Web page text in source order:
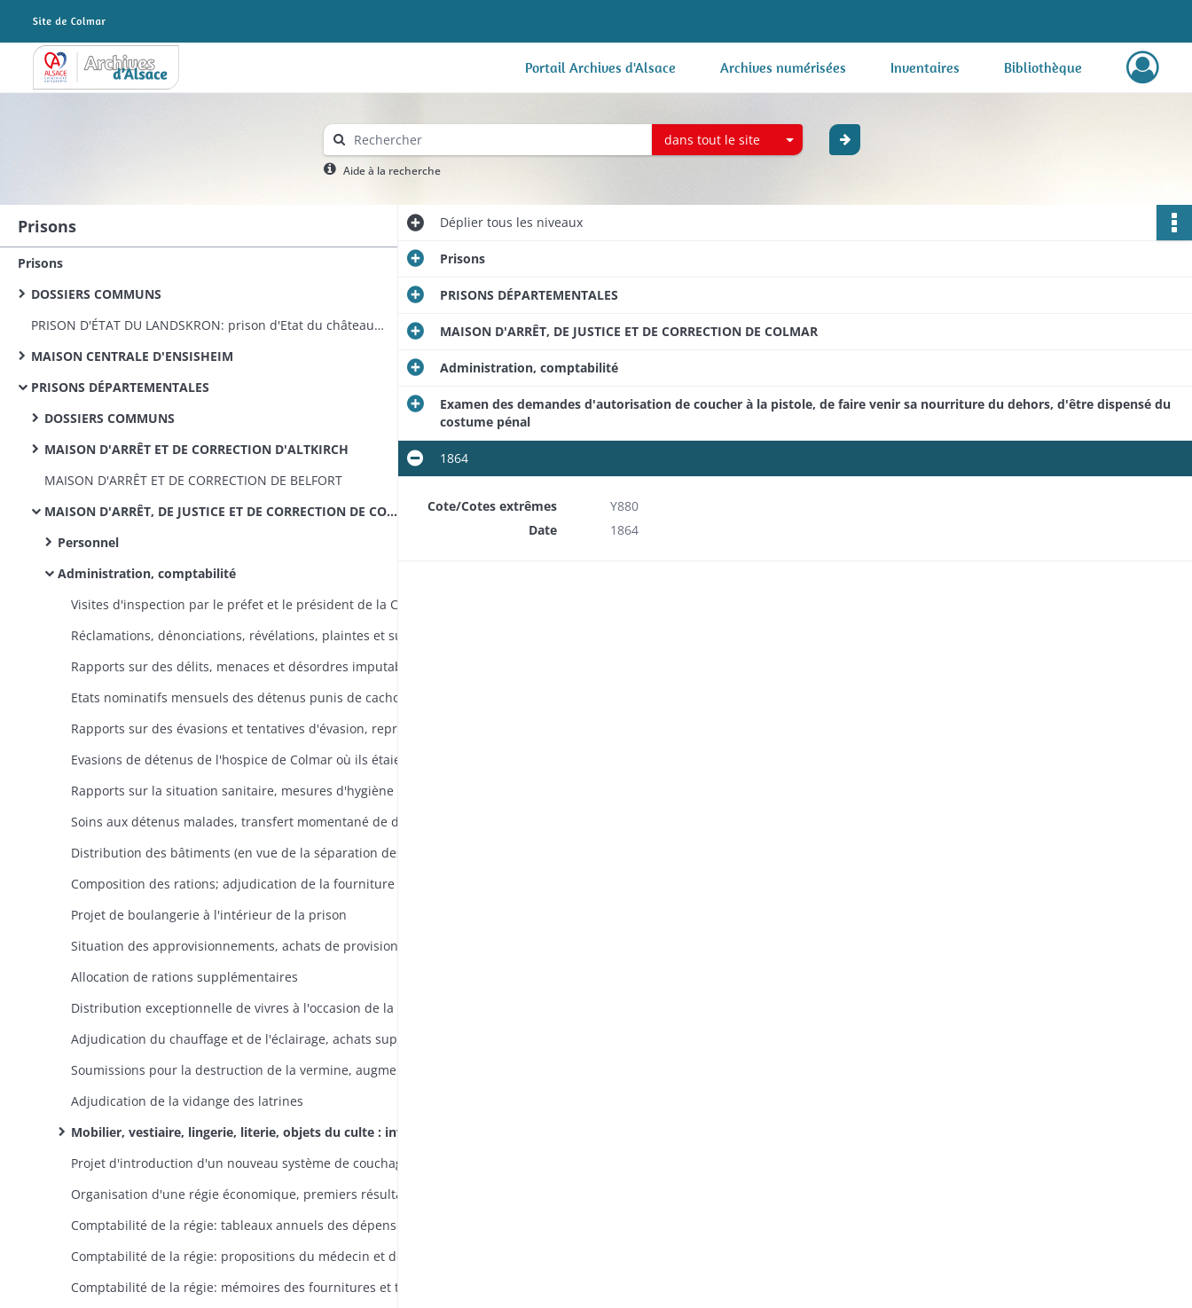
Archives Alsace - Colmar Portail Archives d'Alsace Archives numérisées Inventaires Bibliothèque
dans tout le site
Aide à la recherche
Prisons
Prisons
DOSSIERS COMMUNS
PRISON D'ÉTAT DU LANDSKRON: prison d'Etat du château du Landskron: remise par le Génie militaire, travaux d'appropriation et réparations, personnel
MAISON CENTRALE D'ENSISHEIM
PRISONS DÉPARTEMENTALES
DOSSIERS COMMUNS
MAISON D'ARRÊT ET DE CORRECTION D'ALTKIRCH
MAISON D'ARRÊT ET DE CORRECTION DE BELFORT
MAISON D'ARRÊT, DE JUSTICE ET DE CORRECTION DE COLMAR
Personnel
Administration, comptabilité
Etats nominatifs mensuels des détenus punis de cachot
Rapports sur la situation sanitaire, mesures d'hygiène
Projet de boulangerie à l'intérieur de la prison
Situation des approvisionnements, achats de provisions
Allocation de rations supplémentaires
Adjudication de la vidange des latrines
Mobilier, vestiaire, lingerie, literie, objets du culte : inventaire, estimation des besoins, acquisitions ou confection par les ouvriers de la régie, entretien
Organisation d'une régie économique, premiers résultats
Dépliertous les niveaux
Prisons
PRISONS DÉPARTEMENTALES
MAISON D'ARRÊT, DE JUSTICE ET DE CORRECTION DE COLMAR
Administration, comptabilité
Examen des demandes d'autorisation de coucher à la pistole, de faire venir sa nourriture du dehors, d'être dispensé du
costume pénal
1864
Cote/Cotes extrêmes
Y880
Date
1864